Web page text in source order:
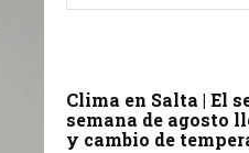
Clima en Salta | El
semana de agosto
y cambio de